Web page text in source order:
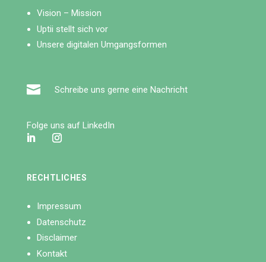
Vision – Mission
Uptii stellt sich vor
Unsere digitalen Umgangsformen
 Schreibe uns gerne eine Nachricht
Folge uns auf LinkedIn
RECHTLICHES
Impressum
Datenschutz
Disclaimer
Kontakt